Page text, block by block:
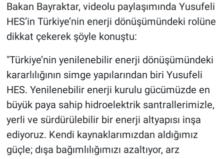
Bakan Bayraktar, videolu paylaşımında Yusufeli
HES’in Türkiye’nin enerji dönüşümündeki rolüne
dikkat çekerek şöyle konuştu:
"Türkiye’nin yenilenebilir enerji dönüşümündeki
kararlılığının simge yapılarından biri Yusufeli
HES. Yenilenebilir enerji kurulu gücümüzde en
büyük paya sahip hidroelektrik santrallerimizle,
yerli ve sürdürülebilir bir enerji altyapısı inşa
ediyoruz. Kendi kaynaklarımızdan aldığımız
güçle; dışa bağımlılığımızı azaltıyor, arz